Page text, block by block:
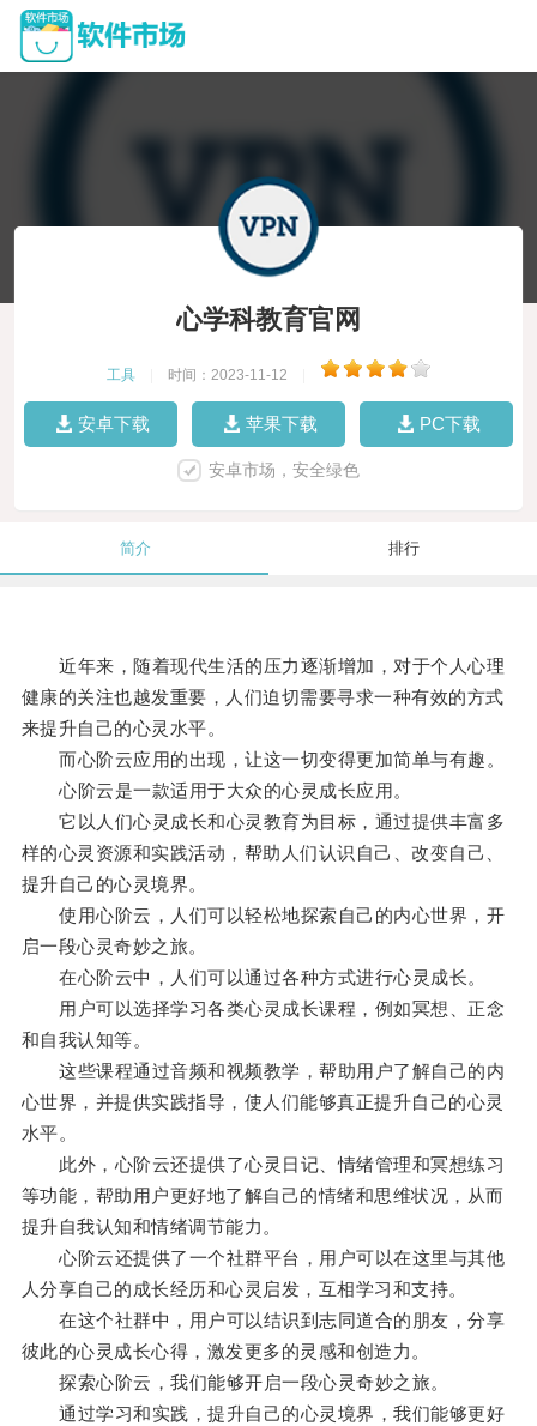
心学科教育官网
工具 时间：2023-11-12
安卓下载 苹果下载 PC下载
安卓市场，安全绿色
简介 排行
近年来，随着现代生活的压力逐渐增加，对于个人心理
健康的关注也越发重要，人们迫切需要寻求一种有效的方式
来提升自己的心灵水平。
而心阶云应用的出现，让这一切变得更加简单与有趣。
心阶云是一款适用于大众的心灵成长应用。
它以人们心灵成长和心灵教育为目标，通过提供丰富多
样的心灵资源和实践活动，帮助人们认识自己、改变自己、
提升自己的心灵境界。
使用心阶云，人们可以轻松地探索自己的内心世界，开
启一段心灵奇妙之旅。
在心阶云中，人们可以通过各种方式进行心灵成长。
用户可以选择学习各类心灵成长课程，例如冥想、正念
和自我认知等。
这些课程通过音频和视频教学，帮助用户了解自己的内
心世界，并提供实践指导，使人们能够真正提升自己的心灵
水平。
此外，心阶云还提供了心灵日记、情绪管理和冥想练习
等功能，帮助用户更好地了解自己的情绪和思维状况，从而
提升自我认知和情绪调节能力。
心阶云还提供了一个社群平台，用户可以在这里与其他
人分享自己的成长经历和心灵启发，互相学习和支持。
在这个社群中，用户可以结识到志同道合的朋友，分享
彼此的心灵成长心得，激发更多的灵感和创造力。
探索心阶云，我们能够开启一段心灵奇妙之旅。
通过学习和实践，提升自己的心灵境界，我们能够更好